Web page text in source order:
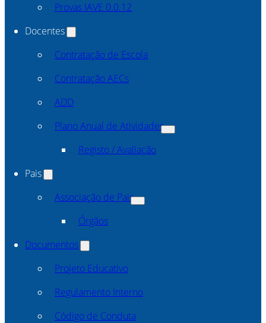
Provas IAVE 0.0.12
Docentes
Contratação de Escola
Contratação AECs
ADD
Plano Anual de Atividades
Registo / Avaliação
Pais
Associação de Pais
Órgãos
Documentos
Projeto Educativo
Regulamento Interno
Código de Conduta